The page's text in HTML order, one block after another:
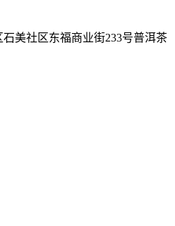
美社区东福商业街233号普洱茶